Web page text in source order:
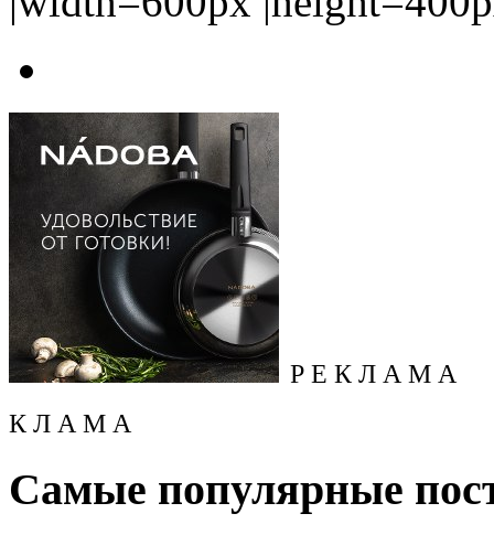
Р Е К Л А М А
К Л А М А
Самые популярные